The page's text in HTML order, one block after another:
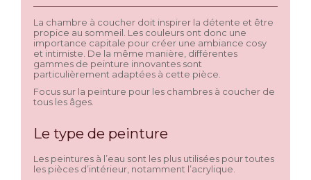
La chambre à coucher doit inspirer la détente et être
propice au sommeil. Les couleurs ont donc une
importance capitale pour créer une ambiance cosy
et intimiste. De la même manière, différentes
gammes de peinture innovantes sont
particulièrement adaptées à cette pièce.
Focus sur la peinture pour les chambres à coucher de
tous les âges.
Le type de peinture
Les peintures à l’eau sont les plus utilisées pour toutes
les pièces d’intérieur, notamment l’acrylique.